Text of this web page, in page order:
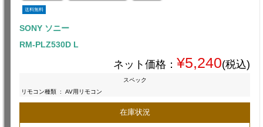
送料無料
SONY ソニー
RM-PLZ530D L
ネット価格： ¥5,240(税込)
スペック
リモコン種類 : AV用リモコン
在庫状況